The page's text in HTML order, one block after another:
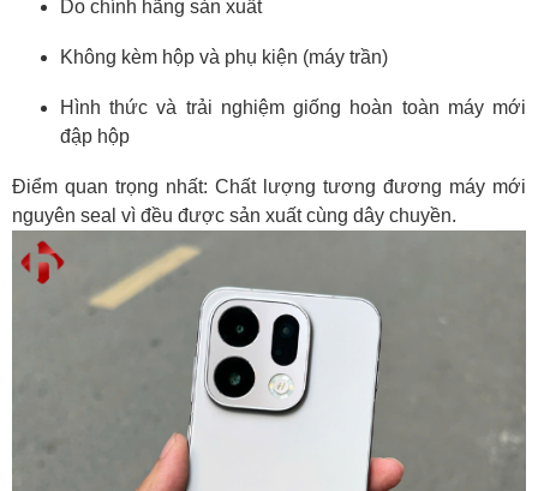
4.4 Oppo Find X9 ĐBH
4.5 Các mẫu ĐBH khác tại HungMobile
năm 2026?
Do chính hãng sản xuất
Không kèm hộp và phụ kiện (máy trần)
Hình thức và trải nghiệm giống hoàn toàn máy mới
đập hộp
Điểm quan trọng nhất: Chất lượng tương đương máy mới
nguyên seal vì đều được sản xuất cùng dây chuyền.